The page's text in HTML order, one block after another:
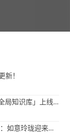
！
重磅更新！小U同学「全局知识库」上线：你的本地文件，终于"活"起来了
从XDG标准到全球共建：如意玲珑迎来首个海外开源贡献